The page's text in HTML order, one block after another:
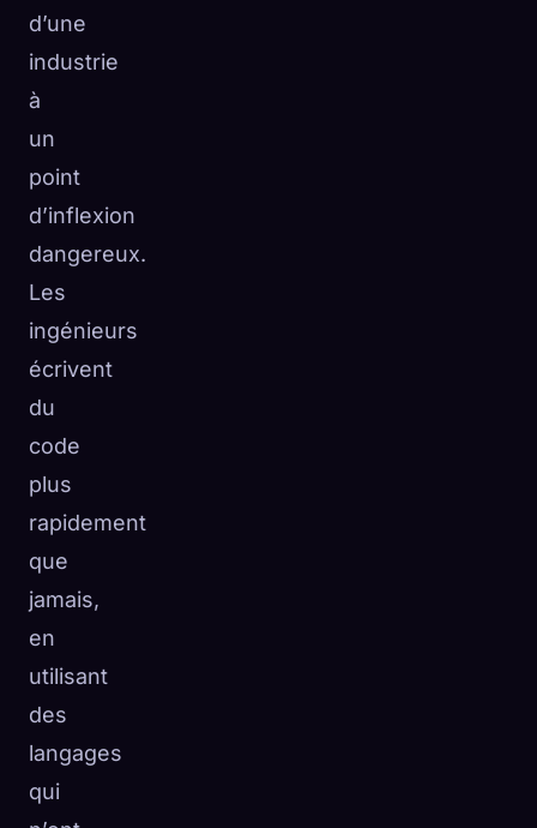
d’une
industrie
à
un
point
d’inflexion
dangereux.
Les
ingénieurs
écrivent
du
code
plus
rapidement
que
jamais,
en
utilisant
des
langages
qui